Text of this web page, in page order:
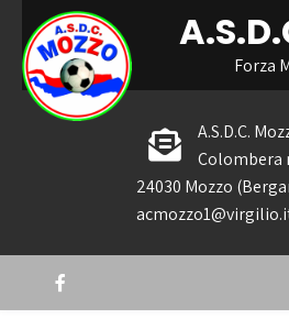
content
Forza
A.S.D.C.
Colombera
24030 Mozzo